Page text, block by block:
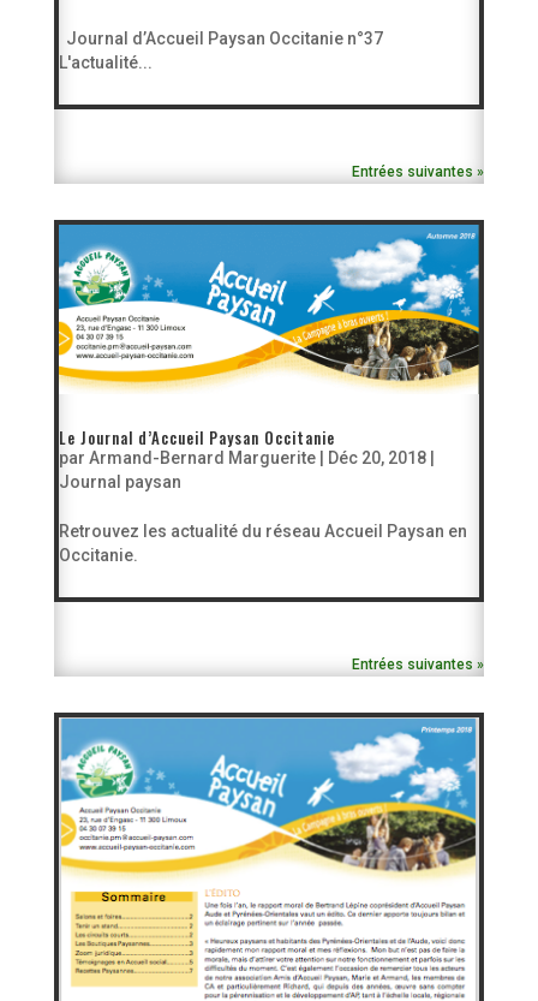
Journal d’Accueil Paysan Occitanie n°37
L'actualité...
Entrées suivantes »
Le Journal d’Accueil Paysan Occitanie
par Armand-Bernard Marguerite| Déc 20, 2018|
Journal paysan
Retrouvez les actualité du réseau Accueil Paysan en
Occitanie.
Entrées suivantes »